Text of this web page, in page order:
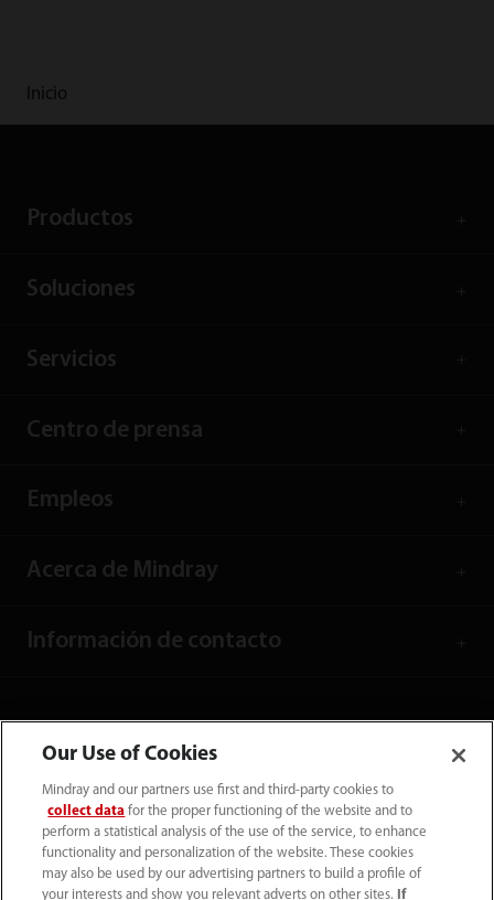
Inicio
Productos
Soluciones
Servicios
Centro de prensa
Empleos
Acerca de Mindray
Información de contacto
Our Use of Cookies
Mindray and our partners use first and third-party cookies to
collect data for the proper functioning of the website and to
perform a statistical analysis of the use of the service, to enhance
functionality and personalization of the website. These cookies
may also be used by our advertising partners to build a profile of
your interests and show you relevant adverts on other sites.
If